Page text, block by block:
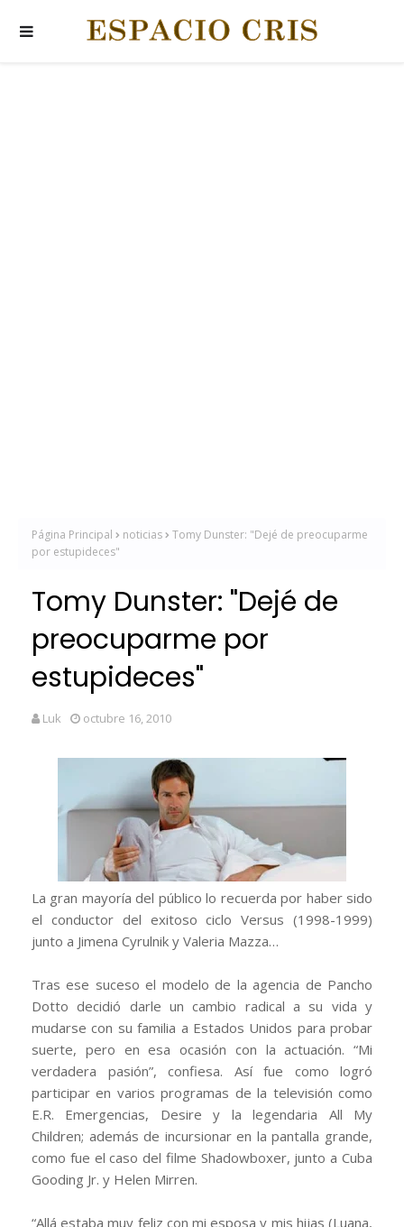
Página Principal noticias
Tomy Dunster: "Dejé de preocuparme
por estupideces"
Tomy Dunster: "Dejé de
preocuparme por
estupideces"
Luk octubre 16, 2010
La gran mayoría del público lo recuerda por haber sido
el conductor del exitoso ciclo Versus (1998-1999)
junto a Jimena Cyrulnik y Valeria Mazza…
Tras ese suceso el modelo de la agencia de Pancho
Dotto decidió darle un cambio radical a su vida y
mudarse con su familia a Estados Unidos para probar
suerte, pero en esa ocasión con la actuación. “Mi
verdadera pasión”, confiesa. Así fue como logró
participar en varios programas de la televisión como
E.R. Emergencias, Desire y la legendaria All My
Children; además de incursionar en la pantalla grande,
como fue el caso del filme Shadowboxer, junto a Cuba
Gooding Jr. y Helen Mirren.
“Allá estaba muy feliz con mi esposa y mis hijas (Luana,